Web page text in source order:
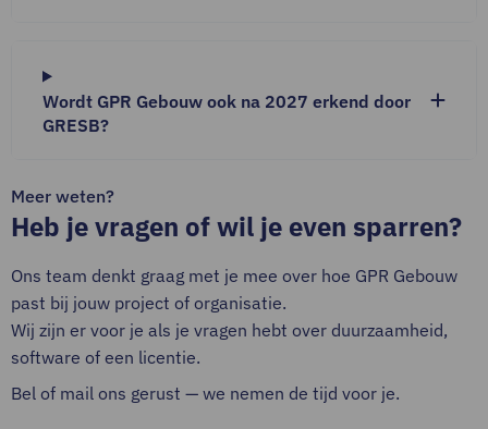
Wordt GPR Gebouw ook na 2027 erkend door
GRESB?
Meer weten?
Heb je vragen of wil je even sparren?
Ons team denkt graag met je mee over hoe GPR Gebouw
past bij jouw project of organisatie.
Wij zijn er voor je als je vragen hebt over duurzaamheid,
software of een licentie.
Bel of mail ons gerust — we nemen de tijd voor je.